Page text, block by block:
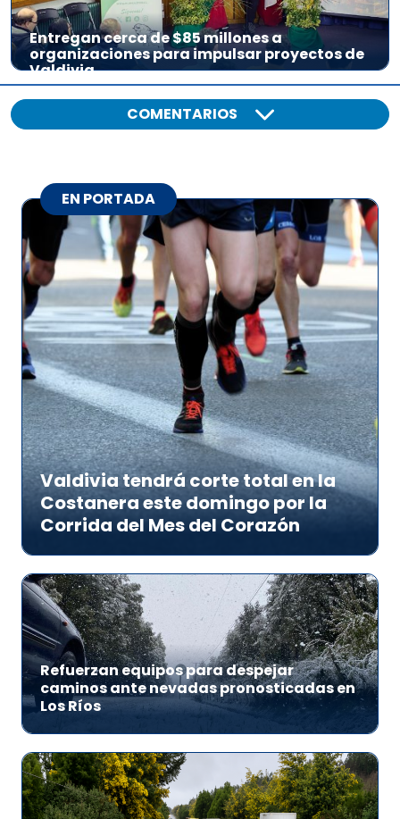
Entregan cerca de $85 millones a
organizaciones para impulsar proyectos de
Valdivia
COMENTARIOS
EN PORTADA
Valdivia tendrá corte total en la
Costanera este domingo por la
Corrida del Mes del Corazón
Refuerzan equipos para despejar
caminos ante nevadas pronosticadas en
Los Ríos